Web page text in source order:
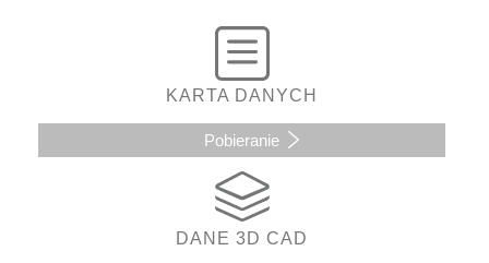
KARTA DANYCH
Pobieranie
DANE 3D CAD